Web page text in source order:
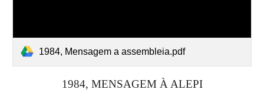
1984, Mensagem a assembleia.pdf
1984, MENSAGEM À ALEPI